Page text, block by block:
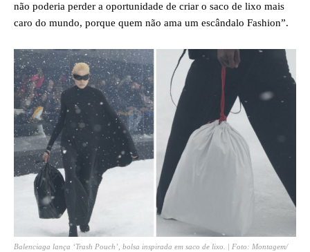
não poderia perder a oportunidade de criar o saco de lixo mais
caro do mundo, porque quem não ama um escândalo Fashion”.
Balenciaga lança ‘Trash Pouch’, bolsa inspirada em saco de lixo. | Foto: Montagem/